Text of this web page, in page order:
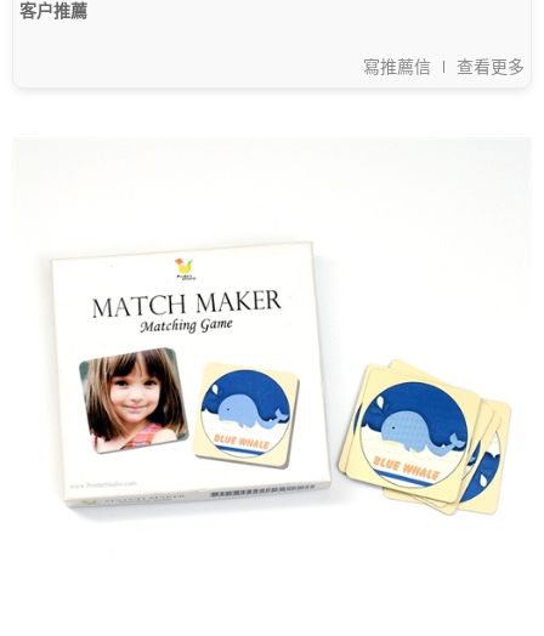
客户推薦
寫推薦信 查看更多